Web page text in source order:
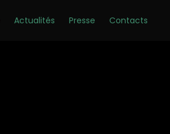
Actualités Presse Contacts